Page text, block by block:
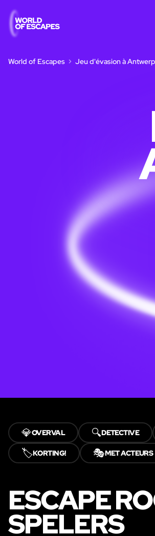
World of Escapes Jeu d'évasion à
💎OVERVAL 🔍DETECTIVE
🏷️KORTING! 🎭MET ACTEURS
ESCAPE
SPELERS